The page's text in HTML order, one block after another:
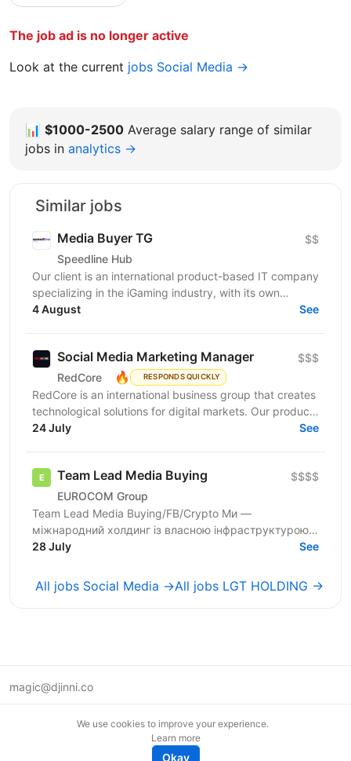
The job ad is no longer active
Look at the current jobs Social Media →
📊 $1000-2500 Average salary range of similar
jobs in analytics →
Similar jobs
Media Buyer TG
Speedline Hub
$$
Our client is an international product-based IT company
specializing in the iGaming industry, with its own
affiliate program and in-house products in online...
4 August See
Social Media Marketing Manager
RedCore 🔥 RESPONDS QUICKLY
$$$
RedCore is an international business group that creates
technological solutions for digital markets. Our products
and services cover fintech, marketing,...
24 July See
Team Lead Media Buying
EUROCOM Group
$$$$
Team Lead Media Buying/FB/Crypto Ми —
міжнародний холдинг із власною інфраструктурою,
баїнгами та розвиненою партнерською мережею.
28 July See
All jobs Social Media →All jobs LGT HOLDING →
magic@djinni.co
We use cookies to improve your experience.
Learn more
Okay